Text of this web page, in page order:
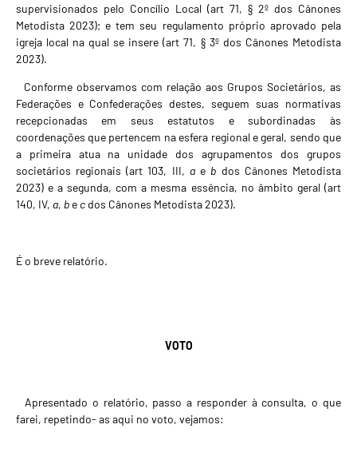
supervisionados pelo Concílio Local (art 71, § 2º dos Cânones
Metodista 2023); e tem seu regulamento próprio aprovado pela
igreja local na qual se insere (art 71, § 3º dos Cânones Metodista
2023).
Conforme observamos com relação aos Grupos Societários, as
Federações e Confederações destes, seguem suas normativas
recepcionadas em seus estatutos e subordinadas às
coordenações que pertencem na esfera regional e geral, sendo que
a primeira atua na unidade dos agrupamentos dos grupos
societários regionais (art 103, III, ae b dos Cânones Metodista
2023) e a segunda, com a mesma essência, no âmbito geral (art
140, IV, a, b ecdos Cânones Metodista 2023).
É o breve relatório.
VOTO
Apresentado o relatório, passo a responder à consulta, o que
farei, repetindo- as aqui no voto, vejamos: